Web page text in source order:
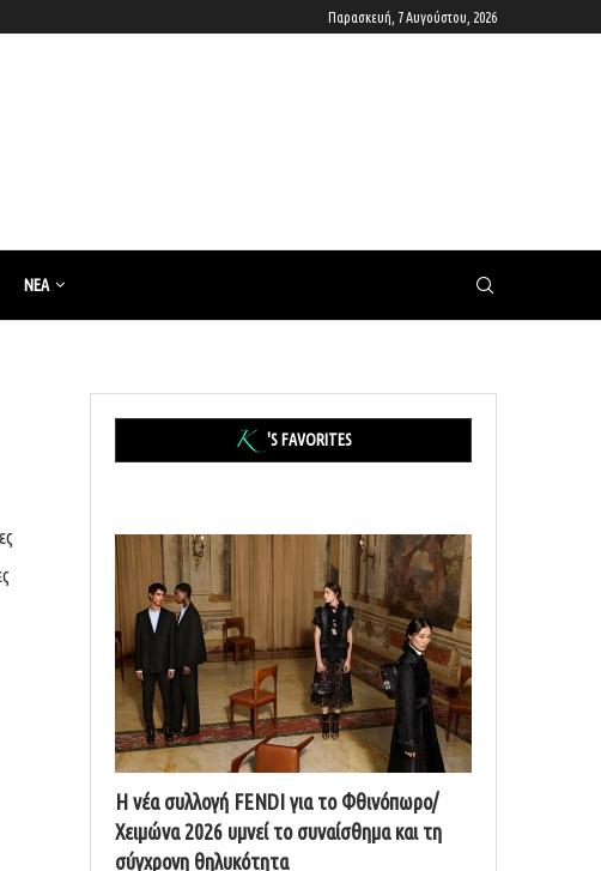
Παρασκευή, 7 Αυγούστου, 2026
ΝΈΑ
'S FAVORITES
Η νέα συλλογή FENDI για το Φθινόπωρο/
Χειμώνα 2026 υμνεί το συναίσθημα και τη
σύγχρονη θηλυκότητα